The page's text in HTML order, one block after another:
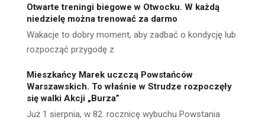
Otwarte treningi biegowe w Otwocku. W każdą
niedzielę można trenować za darmo
Wakacje to dobry moment, aby zadbać o kondycję lub
rozpocząć przygodę z
Mieszkańcy Marek uczczą Powstańców
Warszawskich. To właśnie w Strudze rozpoczęły
się walki Akcji „Burza”
Już 1 sierpnia, w 82. rocznicę wybuchu Powstania